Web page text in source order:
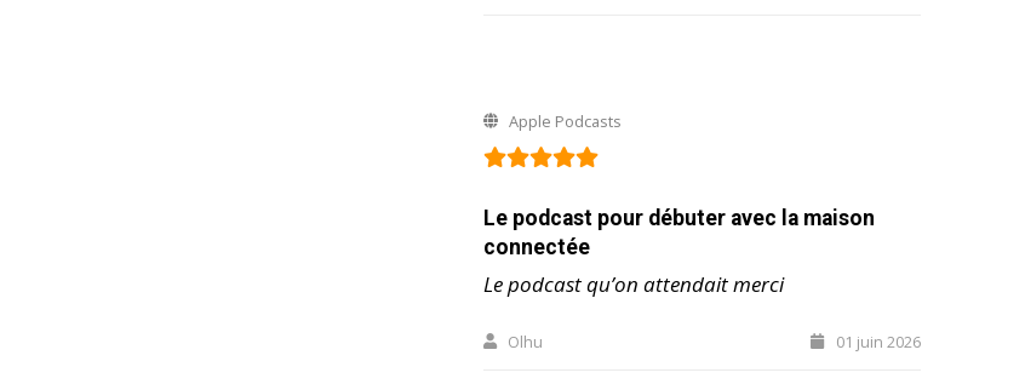
Apple Podcasts
Le podcast pour débuter avec la maison
connectée
Le podcast qu’on attendait merci
Olhu 01 juin 2026